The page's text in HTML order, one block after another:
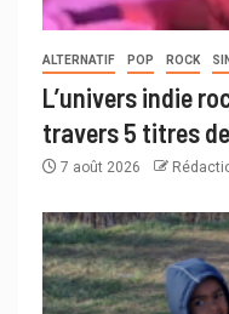
ALTERNATIF POP ROCK
L’univers indie
travers 5 titres
7 août 2026